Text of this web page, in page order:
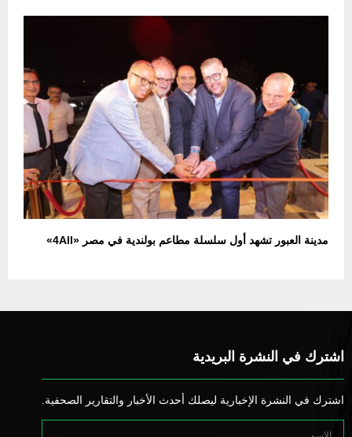
مدينة العبور تشهد أول سلسلة مطاعم بولندية في مصر «4All»
اشترك في النشرة البريدية
اشترك في النشرة الإخبارية ليصلك أحدث الأخبار والتقارير الصحفية.